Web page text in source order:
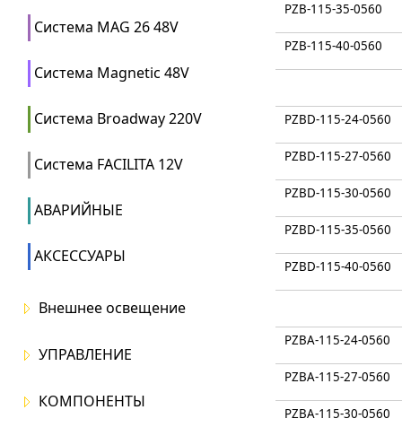
Система MAG 26 48V
Система Magnetic 48V
Система Broadway 220V
Система FACILITA 12V
АВАРИЙНЫЕ
АКСЕССУАРЫ
Внешнее освещение
УПРАВЛЕНИЕ
КОМПОНЕНТЫ
PZB-115-35-0560
PZB-115-40-0560
PZBD-115-24-0560
PZBD-115-27-0560
PZBD-115-30-0560
PZBD-115-35-0560
PZBD-115-40-0560
PZBA-115-24-0560
PZBA-115-27-0560
PZBA-115-30-0560